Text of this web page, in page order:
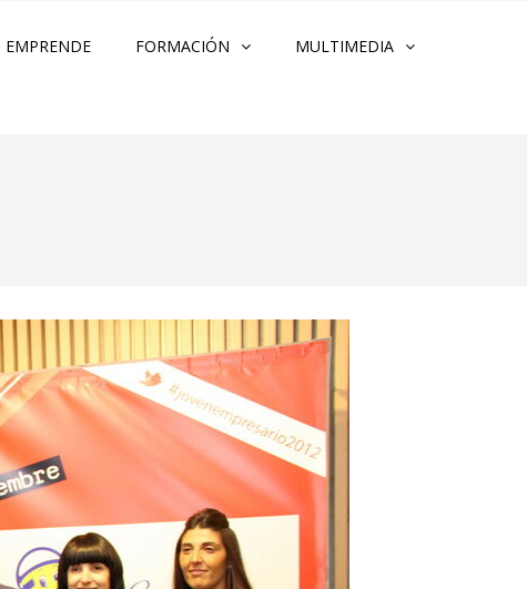
EMPRENDE FORMACIÓN MULTIMEDIA